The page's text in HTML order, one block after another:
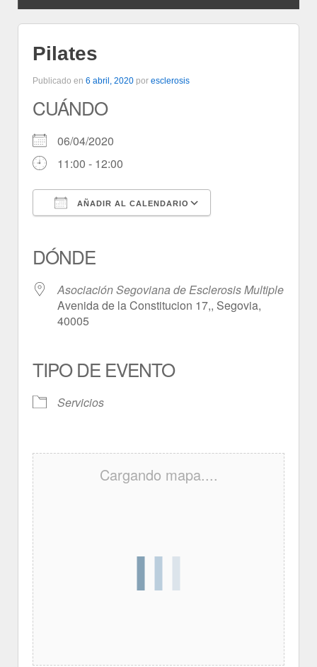
Pilates
Publicado en 6 abril, 2020 por esclerosis
CUÁNDO
06/04/2020
11:00 - 12:00
AÑADIR AL CALENDARIO
DÓNDE
Asociación Segoviana de Esclerosis Multiple
Avenida de la Constitucion 17,, Segovia,
40005
TIPO DE EVENTO
Servicios
Cargando mapa....